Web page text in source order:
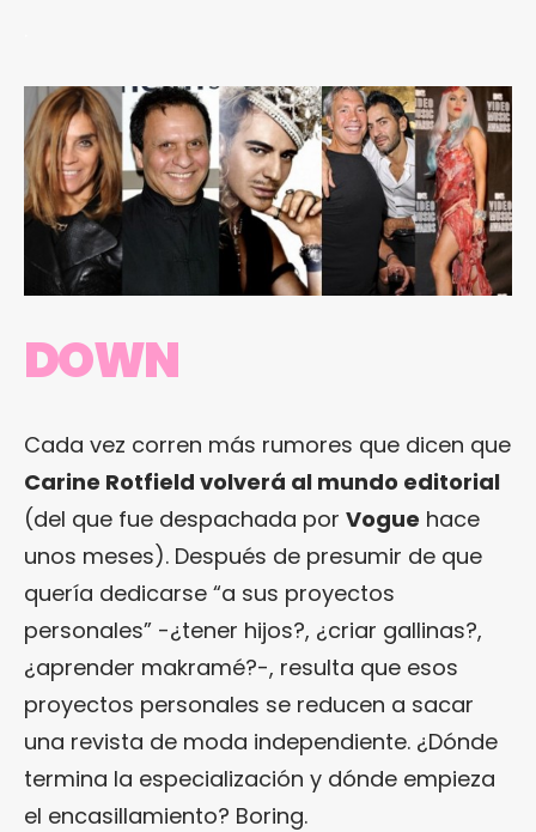
DOWN
Cada vez corren más rumores que dicen que
Carine Rotfield volverá al mundo editorial
(del que fue despachada por Vogue hace
unos meses). Después de presumir de que
quería dedicarse “a sus proyectos
personales” -¿tener hijos?, ¿criar gallinas?,
¿aprender makramé?-, resulta que esos
proyectos personales se reducen a sacar
una revista de moda independiente. ¿Dónde
termina la especialización y dónde empieza
el encasillamiento? Boring.